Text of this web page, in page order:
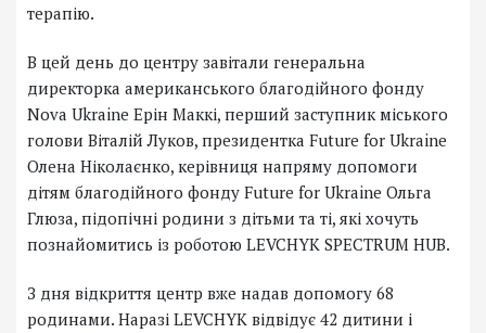
терапію.
В цей день до центру завітали генеральна
директорка американського благодійного фонду
Nova Ukraine Ерін Маккі, перший заступник міського
голови Віталій Луков, президентка Future for Ukraine
Олена Ніколаєнко, керівниця напряму допомоги
дітям благодійного фонду Future for Ukraine Ольга
Глюза, підопічні родини з дітьми та ті, які хочуть
познайомитись із роботою LEVCHYK SPECTRUM HUB.
З дня відкриття центр вже надав допомогу 68
родинами. Наразі LEVCHYK відвідує 42 дитини і